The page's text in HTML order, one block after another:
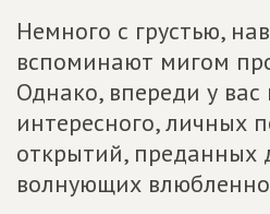
Немного с грустью,
вспоминают мигом
Однако, впереди у вас
интересного, личных
открытий, преданных
волнующих